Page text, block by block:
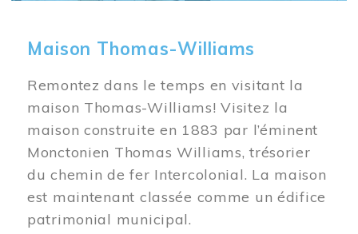
Maison Thomas-Williams
Remontez dans le temps en visitant la
maison Thomas-Williams! Visitez la
maison construite en 1883 par l’éminent
Monctonien Thomas Williams, trésorier
du chemin de fer Intercolonial. La maison
est maintenant classée comme un édifice
patrimonial municipal.